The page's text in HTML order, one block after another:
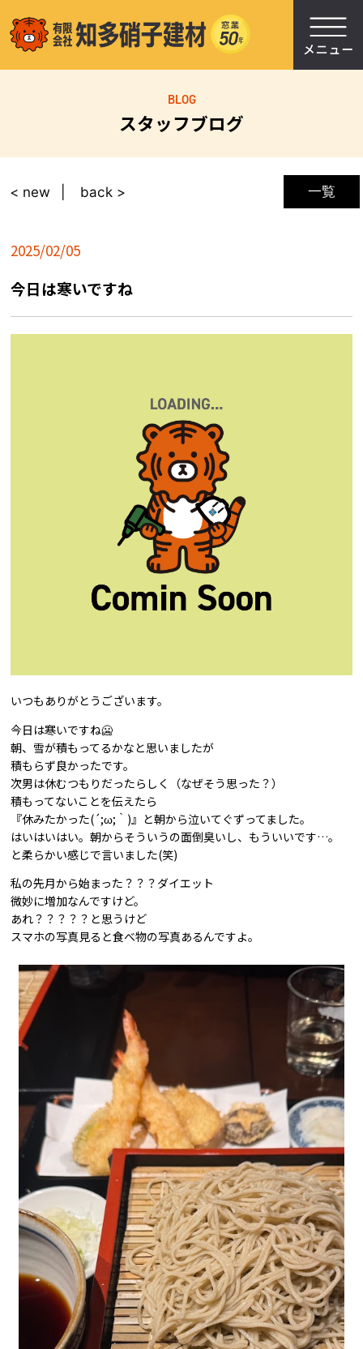
スタッフブログ
BLOG
一覧
< new back >
2025/02/05
今日は寒いですね
いつもありがとうございます。
今日は寒いですね🥶
朝、雪が積もってるかなと思いましたが
積もらず良かったです。
次男は休むつもりだったらしく（なぜそう思った？）
積もってないことを伝えたら
『休みたかった(´;ω;｀)』と朝から泣いてぐずってました。
はいはいはい。朝からそういうの面倒臭いし、もういいです…。
と柔らかい感じで言いました(笑)
私の先月から始まった？？？ダイエット
微妙に増加なんですけど。
あれ？？？？？と思うけど
スマホの写真見ると食べ物の写真あるんですよ。